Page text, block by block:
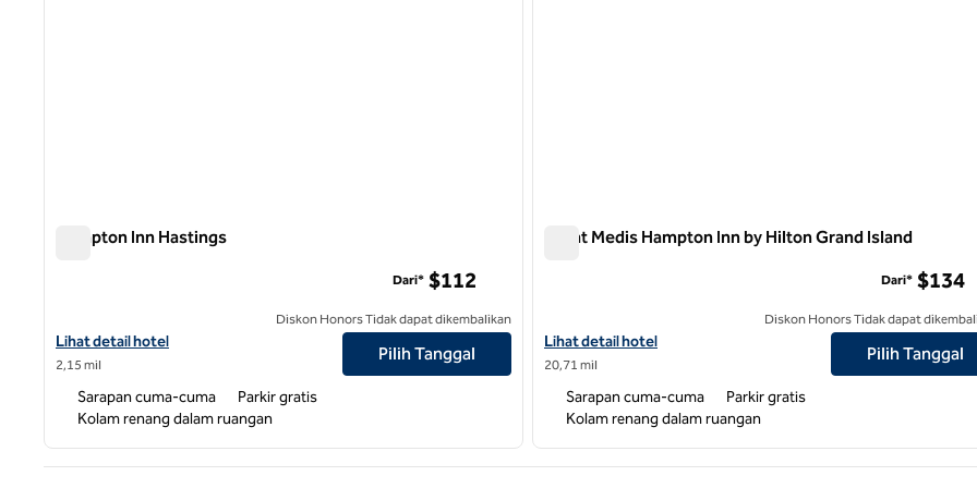
Hampton Inn Hastings
Lihat detail hotel untuk Hampton Inn Hastings
Lihat detail hotel
2,15 mil
Dari* $112
Diskon Honors Tidak dapat dikembalikan
Pilih Tanggal
Sarapan cuma-cuma
Parkir gratis
Kolam renang dalam ruangan
Pusat Medis Hampton Inn by Hilton Grand Island
Lihat detail hotel untuk Pusat Medis Hampton Inn by Hilton Grand
Lihat detail hotel
20,71 mil
Dari* $134
Diskon Honors Tidak dapat
Pilih Tanggal
Sarapan cuma-cuma
Parkir gratis
Kolam renang dalam ruangan